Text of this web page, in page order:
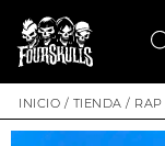
INICIO / TIENDA / RAP